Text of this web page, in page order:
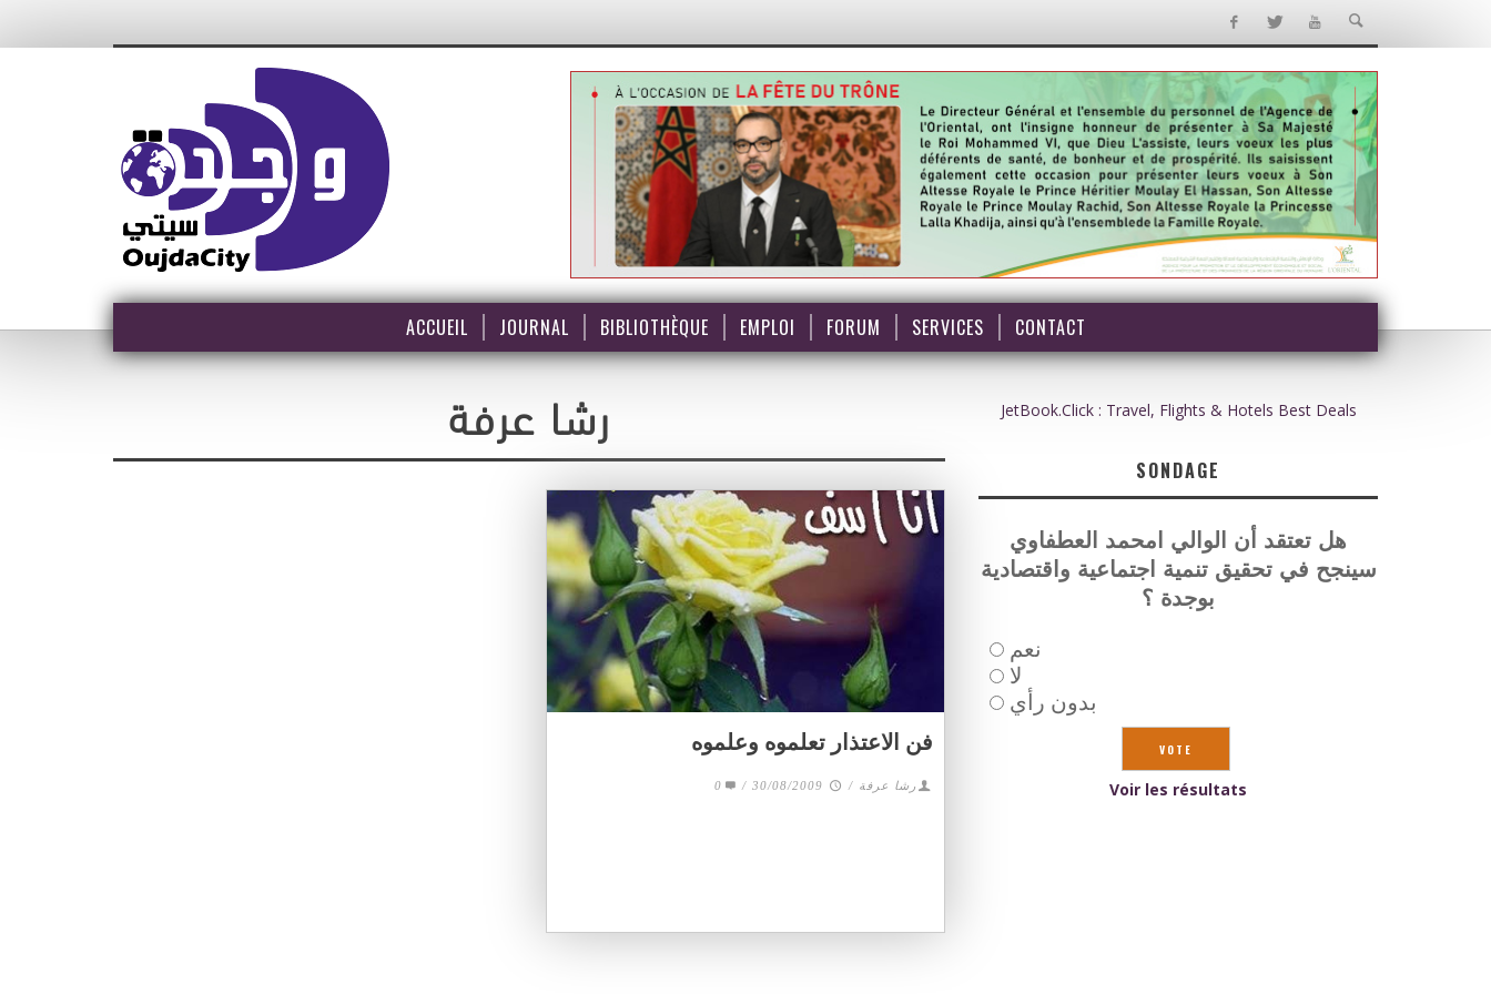
ACCUEIL JOURNAL BIBLIOTHÈQUE EMPLOI FORUM SERVICES CONTACT
رشا عرفة
فن الاعتذار تعلموه وعلموه
رشا عرفة /
30/08/2009
/
0
JetBook.Click : Travel, Flights & Hotels Best Deals
SONDAGE
هل تعتقد أن الوالي امحمد العطفاوي
سينجح في تحقيق تنمية اجتماعية واقتصادية
بوجدة ؟
نعم
لا
بدون رأي
Voir les résultats